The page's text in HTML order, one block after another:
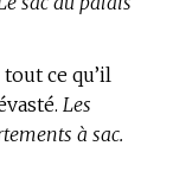
ce qu’il
Les
à sac.